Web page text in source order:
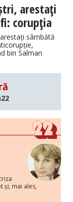
arestaţi
corupţia
sâmbătă
bin Salman
și, mai ales,